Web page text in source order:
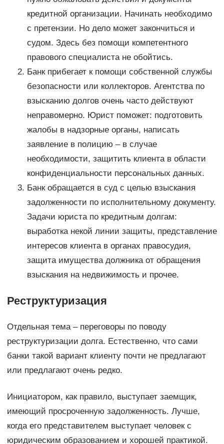
кредитной организации. Начинать необходимо
с претензии. Но дело может закончиться и
судом. Здесь без помощи компетентного
правового специалиста не обойтись.
Банк прибегает к помощи собственной службы
безопасности или коллекторов. Агентства по
взысканию долгов очень часто действуют
неправомерно. Юрист поможет: подготовить
жалобы в надзорные органы, написать
заявление в полицию – в случае
необходимости, защитить клиента в области
конфиденциальности персональных данных.
Банк обращается в суд с целью взыскания
задолженности по исполнительному документу.
Задачи юриста по кредитным долгам:
выработка некой линии защиты, представление
интересов клиента в органах правосудия,
защита имущества должника от обращения
взыскания на недвижимость и прочее.
Реструктуризация
Отдельная тема – переговоры по поводу
реструктуризации долга. Естественно, что сами
банки такой вариант клиенту почти не предлагают
или предлагают очень редко.
Инициатором, как правило, выступает заемщик,
имеющий просроченную задолженность. Лучше,
когда его представителем выступает человек с
юридическим образованием и хорошей практикой.